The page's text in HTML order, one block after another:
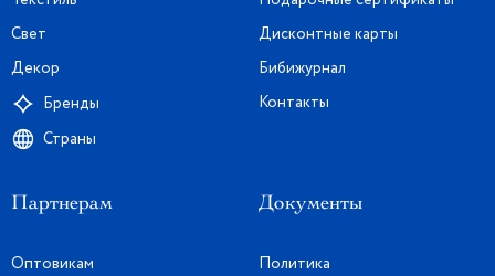
Свет
Декор
Бренды
Страны
Дисконтные карты
Бибижурнал
Контакты
Партнерам
Оптовикам
Документы
Политика